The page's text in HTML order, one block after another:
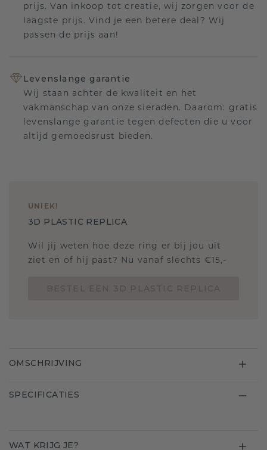
prijs. Van inkoop tot creatie, wij zorgen voor de
laagste prijs. Vind je een betere deal? Wij
passen de prijs aan!
Levenslange garantie
Wij staan achter de kwaliteit en het
vakmanschap van onze sieraden. Daarom: gratis
levenslange garantie tegen defecten die u voor
altijd gemoedsrust bieden.
UNIEK!
3D PLASTIC REPLICA
Wil jij weten hoe deze ring er bij jou uit
ziet en of hij past? Nu vanaf slechts €15,-
OMSCHRIJVING
SPECIFICATIES
WAT KRIJG JE?